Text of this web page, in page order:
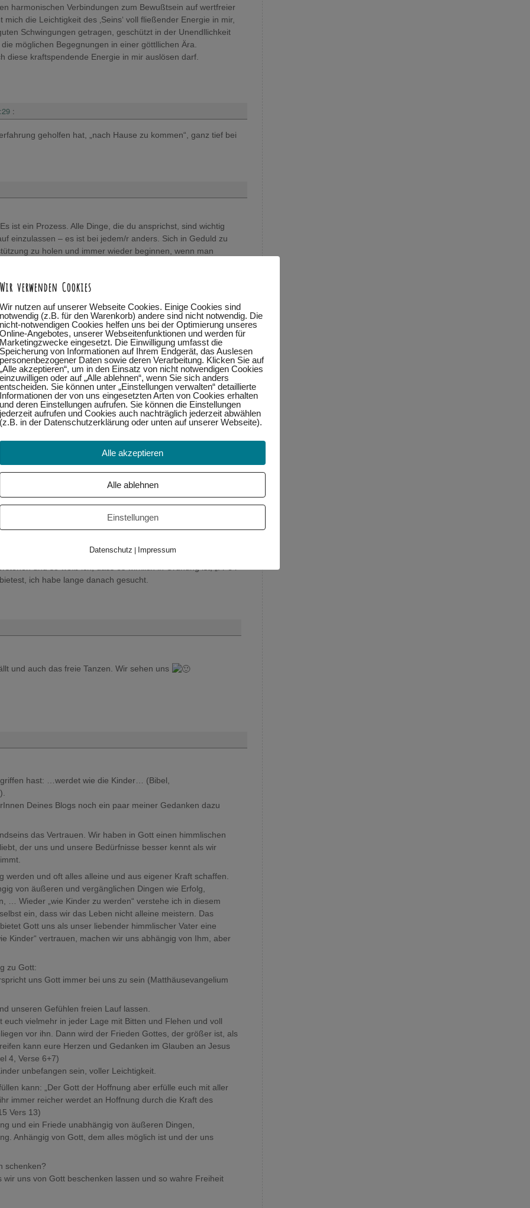
harmonischen Verbindungen zum Bewußtsein auf wertfreier
die Leichtigkeit des ‚Seins‘ voll fließender Energie in mir,
Schwingungen getragen, geschützt in der Unendllichkeit
möglichen Begegnungen in einer göttllichen Ära.
diese kraftspendende Energie in mir auslösen darf.
:
geholfen hat, „nach Hause zu kommen“, ganz tief bei
ist ein Prozess. Alle Dinge, die du ansprichst, sind wichtig
einzulassen – es ist bei jedem/r anders. Sich in Geduld zu
zu holen und immer wieder beginnen, wenn man
kommt der Durchbruch und dann wird es leichter.
Freude in unser Leben fließt – das haben wir einfach nicht
– derweil dürfen wir auch das Leben genießen :-). Den
zu werden dafür, was in einem zum Thema abgeht
lassen plus lernen, sich selbst zu vertrauen. Liebe
von dir,
vieles wandeln. Schön das wir gemeinsam auf dem Weg
können ist für mich auch ein Aspekt von Fülle und
inneren und äußeren Reichtum – das wünsche ich uns
und sehr sehr viele Wege bin ich schon gegangen. Dein
und so weiß ich, dass es wirklich in Ordnung ist, „f r e i
ich habe lange danach gesucht.
und auch das freie Tanzen. Wir sehen uns
hast: …werdet wie die Kinder… (Bibel,
Deines Blogs noch ein paar meiner Gedanken dazu
das Vertrauen. Wir haben in Gott einen himmlischen
der uns und unsere Bedürfnisse besser kennt als wir
werden und oft alles alleine und aus eigener Kraft schaffen.
von äußeren und vergänglichen Dingen wie Erfolg,
… Wieder „wie Kinder zu werden“ verstehe ich in diesem
ein, dass wir das Leben nicht alleine meistern. Das
Gott uns als unser liebender himmlischer Vater eine
Kinder“ vertrauen, machen wir uns abhängig von Ihm, aber
zu Gott:
uns Gott immer bei uns zu sein (Matthäusevangelium
unseren Gefühlen freien Lauf lassen.
euch vielmehr in jeder Lage mit Bitten und Flehen und voll
vor ihn. Dann wird der Frieden Gottes, der größer ist, als
kann eure Herzen und Gedanken im Glauben an Jesus
4, Verse 6+7)
unbefangen sein, voller Leichtigkeit.
kann: „Der Gott der Hoffnung aber erfülle euch mit aller
immer reicher werdet an Hoffnung durch die Kraft des
Vers 13)
und ein Friede unabhängig von äußeren Dingen,
Anhängig von Gott, dem alles möglich ist und der uns
schenken?
uns von Gott beschenken lassen und so wahre Freiheit
Wir verwenden Cookies
Wir nutzen auf unserer Webseite Cookies. Einige Cookies sind
notwendig (z.B. für den Warenkorb) andere sind nicht notwendig. Die
nicht-notwendigen Cookies helfen uns bei der Optimierung unseres
Online-Angebotes, unserer Webseitenfunktionen und werden für
Marketingzwecke eingesetzt. Die Einwilligung umfasst die
Speicherung von Informationen auf Ihrem Endgerät, das Auslesen
personenbezogener Daten sowie deren Verarbeitung. Klicken Sie auf
„Alle akzeptieren“, um in den Einsatz von nicht notwendigen Cookies
einzuwilligen oder auf „Alle ablehnen“, wenn Sie sich anders
entscheiden. Sie können unter „Einstellungen verwalten“ detaillierte
Informationen der von uns eingesetzten Arten von Cookies erhalten
und deren Einstellungen aufrufen. Sie können die Einstellungen
jederzeit aufrufen und Cookies auch nachträglich jederzeit abwählen
(z.B. in der Datenschutzerklärung oder unten auf unserer Webseite).
Alle akzeptieren
Alle ablehnen
Einstellungen
Datenschutz Impressum